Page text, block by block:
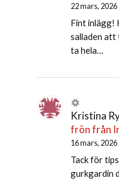
22 mars, 2026
Fint inlägg!
salladen att
ta hela…
Kristina
frön från
16 mars, 2026
Tack för
gurkgardin